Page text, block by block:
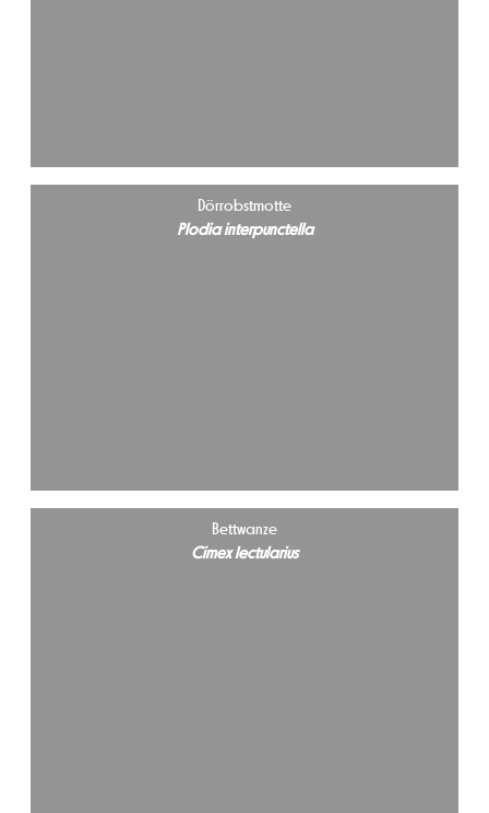
Dörrobstmotte
Plodia interpunctella
Bettwanze
Cimex lectularius